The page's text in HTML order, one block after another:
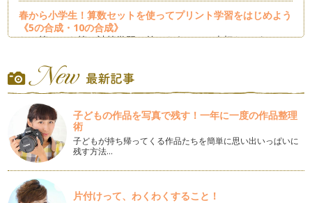
春から小学生！算数セットを使ってプリント学習をはじめよう
《5の合成・10の合成》
たし算、ひき算の計算学習の前にもうひとつ大切なのが、１０
春から小学生！算数セットを使ってプリント学習をはじめよう
《いくつといくつ》
たし算、ひき算をはじめる前にできていて欲しいのが数の合成
と分解。 …
春から小学生！算数セットを使ってプリント学習をはじめよう
《ひとつふえると》
１年生の算数の授業、いきなり＋や－といった四則演算子をつ
かった計算は登場しません。 …
子どもの作品を写真で残す！一年に一度の作品整理
術
子どもが持ち帰ってくる作品たちを簡単に思い出いっぱいに
残す方法…
片付けって、わくわくすること！